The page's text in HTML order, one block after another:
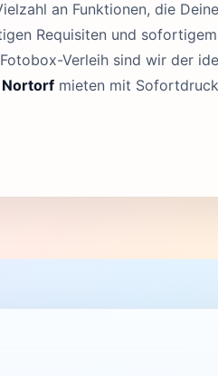
an Funktionen, die
Requisiten und
Verleih sind wir der
Nortorf mieten mit